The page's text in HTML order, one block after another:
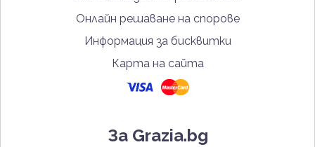
Онлайн решаване на спорове
Информация за бисквитки
Карта на сайта
За Grazia.bg